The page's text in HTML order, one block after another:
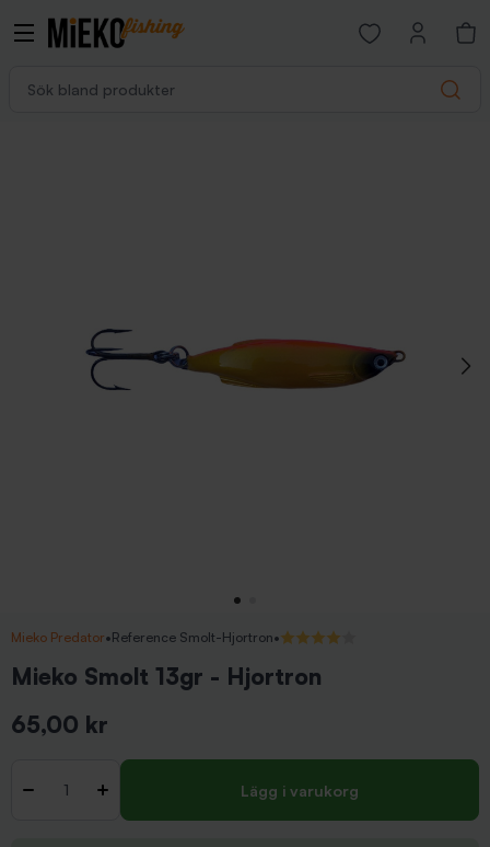
Search
Open favorites
Mieko Predator•Reference Smolt-Hjortron•4.3333/5 (9 recensioner)
Mieko Smolt 13gr - Hjortron
65,00 kr
- + Lägg i varukorg